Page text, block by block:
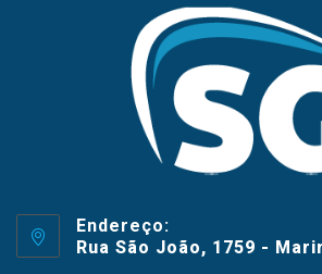
Endereço:
Rua São João, 1759 -